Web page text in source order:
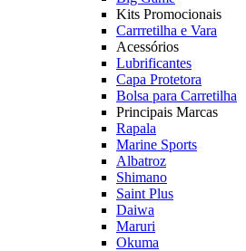
Kits Promocionais
Carrretilha e Vara
Acessórios
Lubrificantes
Capa Protetora
Bolsa para Carretilha
Principais Marcas
Rapala
Marine Sports
Albatroz
Shimano
Saint Plus
Daiwa
Maruri
Okuma